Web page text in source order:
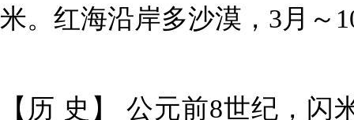
米。红海沿岸多沙漠，3月～
【历 史】 公元前8世纪，